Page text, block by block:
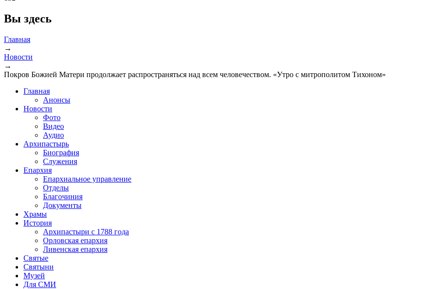
Вы здесь
Главная
→
Новости
→
Покров Божией Матери продолжает распространяться над всем человечеством. «Утро с митрополитом Тихоном»
Главная
Анонсы
Новости
Фото
Видео
Аудио
Архипастырь
Биография
Служения
Епархия
Епархиальное управление
Отделы
Благочиния
Документы
Храмы
История
Архипастыри с 1788 года
Орловская епархия
Ливенская епархия
Святые
Святыни
Музей
Для СМИ